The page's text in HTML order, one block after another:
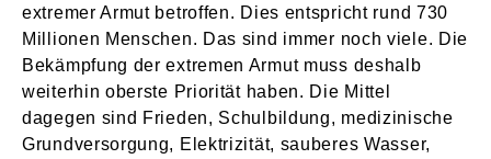
extremer Armut betroffen. Dies entspricht rund 730
Millionen Menschen. Das sind immer noch viele. Die
Bekämpfung der extremen Armut muss deshalb
weiterhin oberste Priorität haben. Die Mittel
dagegen sind Frieden, Schulbildung, medizinische
Grundversorgung, Elektrizität, sauberes Wasser,